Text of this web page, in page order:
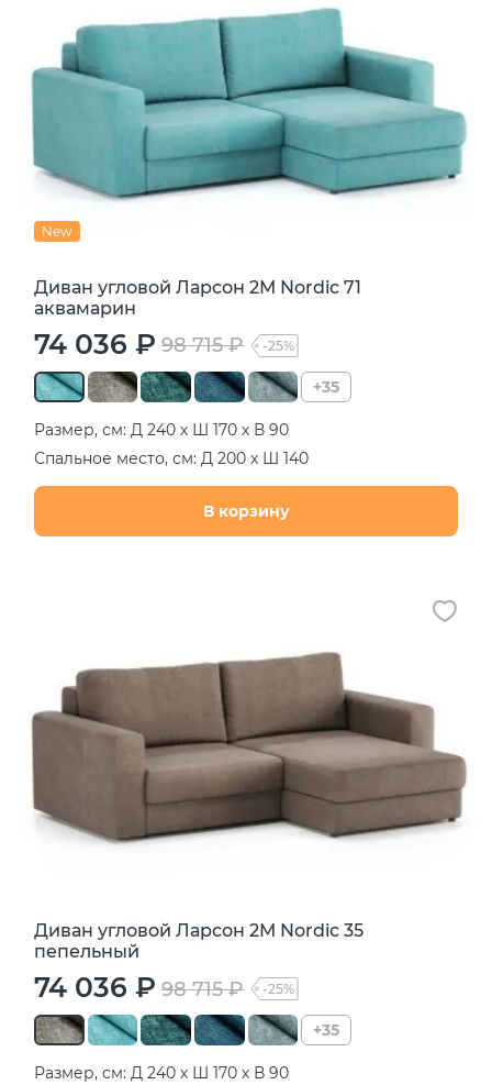
New
Диван угловой Ларсон 2М Nordic 71
аквамарин
74 036 ₽ 98 715 ₽ -25%
+35
Размер, см: Д 240 х Ш 170 х В 90
Спальное место, см: Д 200 х Ш 140
В корзину
Диван угловой Ларсон 2М Nordic 35
пепельный
74 036 ₽ 98 715 ₽ -25%
+35
Размер, см: Д 240 х Ш 170 х В 90